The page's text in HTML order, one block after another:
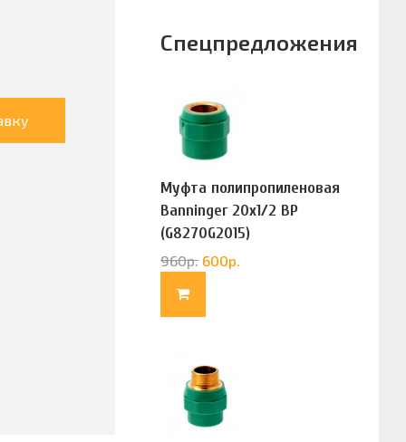
Спецпредложения
Муфта полипропиленовая
Banninger 20х1/2 ВР
(G8270G2015)
960р. 600р.